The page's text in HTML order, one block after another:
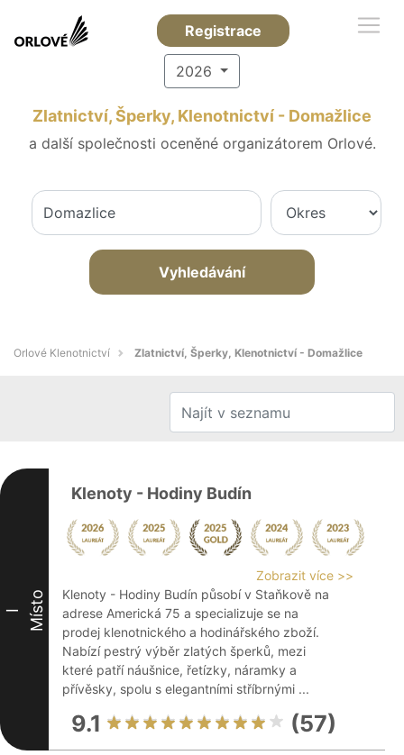
Registrace
2026
Zlatnictví, Šperky, Klenotnictví - Domažlice
a další společnosti oceněné organizátorem Orlové.
Vyhledávání
Orlové Klenotnictví Zlatnictví, Šperky, Klenotnictví - Domažlice
I Místo
Klenoty - Hodiny Budín
Zobrazit více >>
Klenoty - Hodiny Budín působí v Staňkově na
adrese Americká 75 a specializuje se na
prodej klenotnického a hodinářského zboží.
Nabízí pestrý výběr zlatých šperků, mezi
které patří náušnice, řetízky, náramky a
přívěsky, spolu s elegantními stříbrnými ...
9.1 (57)